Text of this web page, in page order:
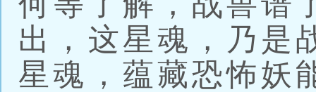
出，这星魂，乃是
星魂，蕴藏恐怖妖